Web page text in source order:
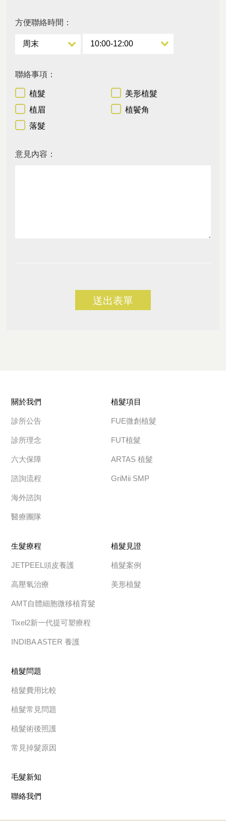
方便聯絡時間：
聯絡事項：
植髮
美形植髮
植眉
植鬢角
落髮
意見內容：
送出表單
關於我們
診所公告
診所理念
六大保障
諮詢流程
海外諮詢
醫療團隊
植髮項目
FUE微創植髮
FUT植髮
ARTAS 植髮
GriMii SMP
生髮療程
JETPEEL頭皮養護
高壓氧治療
AMT自體細胞微移植育髮
Tixel2新一代提可塑療程
INDIBA ASTER 養護
植髮見證
植髮案例
美形植髮
植髮問題
植髮費用比較
植髮常見問題
植髮術後照護
常見掉髮原因
毛髮新知
聯絡我們